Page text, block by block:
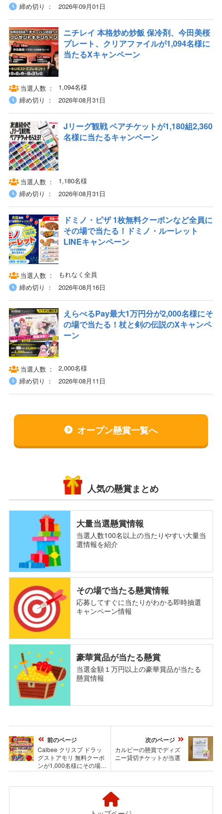
締め切り
2026年09月01日
ニチレイ 本格炒め炒飯 保冷剤、今田美桜
プレート、クリアファイルが1,094名様に
当たるXキャンペーン
当選人数
1,094名様
締め切り
2026年08月31日
Jリーグ観戦 ペアチケットが1,180組2,360
名様に当たるキャンペーン
当選人数
1,180名様
締め切り
2026年08月31日
ドミノ・ピザ 1枚無料クーポンなど全員に
その場で当たる！ドミノ・ルーレット
LINEキャンペーン
当選人数
もれなく全員
締め切り
2026年08月16日
えらべるPay最大1万円分が2,000名様にそ
の場で当たる！杖と剣の伝説のXキャンペ
ーン
当選人数
2,000名様
締め切り
2026年08月11日
オープン懸賞一覧へ
人気の懸賞まとめ
大量当選懸賞情報
当選人数100名以上の当たりやすい大量当
選情報を紹介
その場で当たる懸賞情報
応募してすぐに当たりがわかる即時抽選
キャンペーン情報
豪華賞品が当たる懸賞
当選金額１万円以上の豪華賞品が当たる
懸賞情報
前のページ
Calbee クリスプ ドラッ
グストアモリ 無料クーポ
ンが1,000名様にその場で
当たるXキャンペーン
次のページ
カルビーの懸賞でディズ
ニー貸切チケットが当選